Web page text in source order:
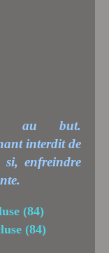
au but.
interdit de
enfreindre